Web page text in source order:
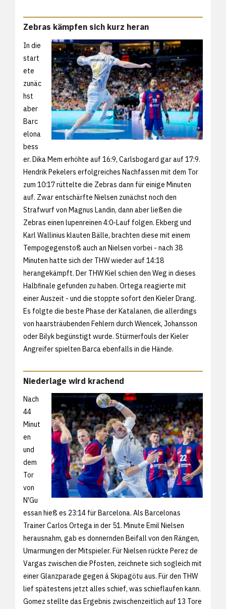
Zebras kämpfen sich kurz heran
In die
start
ete
zunäc
hst
aber
Barc
elona
bess
er. Dika Mem erhöhte auf 16:9, Carlsbogard gar auf 17:9.
Hendrik Pekelers erfolgreiches Nachfassen mit dem Tor
zum 10:17 rüttelte die Zebras dann für einige Minuten
auf. Zwar entschärfte Nielsen zunächst noch den
Strafwurf von Magnus Landin, dann aber ließen die
Zebras einen lupenreinen 4:0-Lauf folgen. Ekberg und
Karl Wallinius klauten Bälle, brachten diese mit einem
Tempogegenstoß auch an Nielsen vorbei - nach 38
Minuten hatte sich der THW wieder auf 14:18
herangekämpft. Der THW Kiel schien den Weg in dieses
Halbfinale gefunden zu haben. Ortega reagierte mit
einer Auszeit - und die stoppte sofort den Kieler Drang.
Es folgte die beste Phase der Katalanen, die allerdings
von haarsträubenden Fehlern durch Wiencek, Johansson
oder Bilyk begünstigt wurde. Stürmerfouls der Kieler
Angreifer spielten Barca ebenfalls in die Hände.
Niederlage wird krachend
Nach
44
Minut
en
und
dem
Tor
von
N'Gu
essan hieß es 23:14 für Barcelona. Als Barcelonas
Trainer Carlos Ortega in der 51. Minute Emil Nielsen
herausnahm, gab es donnernden Beifall von den Rängen,
Umarmungen der Mitspieler. Für Nielsen rückte Perez de
Vargas zwischen die Pfosten, zeichnete sich sogleich mit
einer Glanzparade gegen á Skipagötu aus. Für den THW
lief spätestens jetzt alles schief, was schieflaufen kann.
Gomez stellte das Ergebnis zwischenzeitlich auf 13 Tore